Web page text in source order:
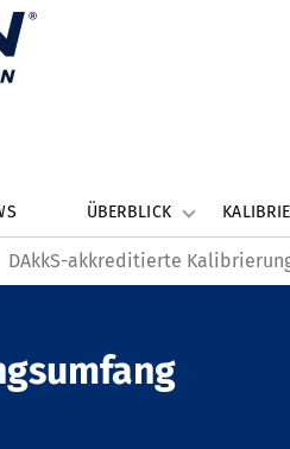
ÜBERBLICK
DAkkS-akkreditierte